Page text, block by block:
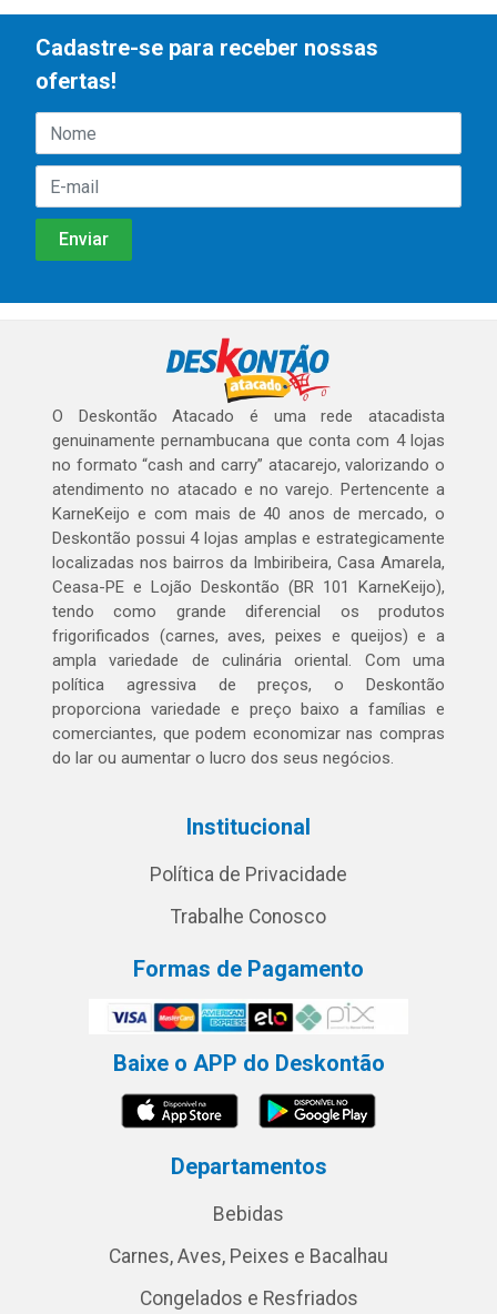
Cadastre-se para receber nossas
ofertas!
O Deskontão Atacado é uma rede atacadista
genuinamente pernambucana que conta com 4 lojas
no formato “cash and carry” atacarejo, valorizando o
atendimento no atacado e no varejo. Pertencente a
KarneKeijo e com mais de 40 anos de mercado, o
Deskontão possui 4 lojas amplas e estrategicamente
localizadas nos bairros da Imbiribeira, Casa Amarela,
Ceasa-PE e Lojão Deskontão (BR 101 KarneKeijo),
tendo como grande diferencial os produtos
frigorificados (carnes, aves, peixes e queijos) e a
ampla variedade de culinária oriental. Com uma
política agressiva de preços, o Deskontão
proporciona variedade e preço baixo a famílias e
comerciantes, que podem economizar nas compras
do lar ou aumentar o lucro dos seus negócios.
Institucional
Política de Privacidade
Trabalhe Conosco
Formas de Pagamento
Baixe o APP do Deskontão
Departamentos
Bebidas
Carnes, Aves, Peixes e Bacalhau
Congelados e Resfriados